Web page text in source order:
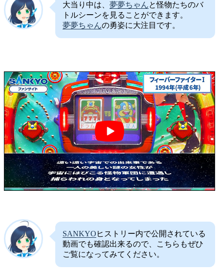
大当り中は、夢夢ちゃんと怪物たちのバ
トルシーンを見ることができます。
夢夢ちゃんの勇姿に大注目です。
SANKYO ヒストリー内で公開されている
動画でも確認出来るので、こちらもぜひ
ご覧になってみてください。